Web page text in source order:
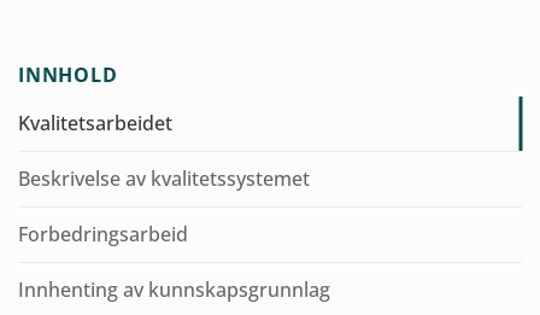
INNHOLD
Kvalitetsarbeidet
Beskrivelse av kvalitetssystemet
Forbedringsarbeid
Innhenting av kunnskapsgrunnlag